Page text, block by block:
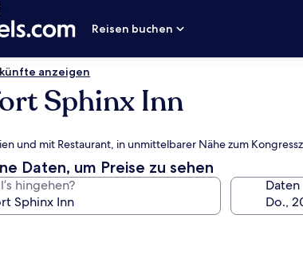
Reisen buchen
anzeigen
Sphinx Inn
und mit Restaurant, in unmittelbarer Nähe zum
Daten, um Preise zu sehen
hingehen? Daten